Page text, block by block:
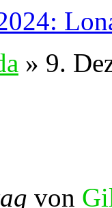
» 9.
von